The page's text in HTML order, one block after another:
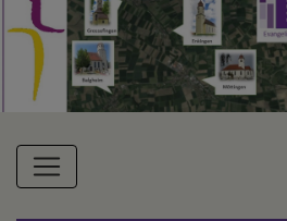
Hauptnavigation